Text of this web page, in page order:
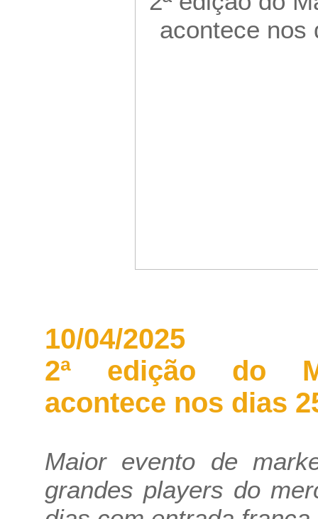
10/04/2025
2ª edição do
acontece nos dias
Maior evento de
grandes players do